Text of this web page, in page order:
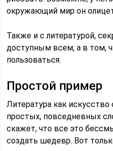
окружающий мир он
Также и с литературой,
доступным всем, а в том,
пользоваться.
Простой пример
Литература как искусство
простых, повседневных
скажет, что все это
создать шедевр. Вот